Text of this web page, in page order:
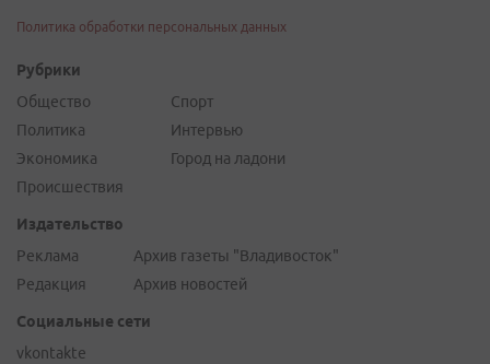
Политика обработки персональных данных
Рубрики
Общество
Политика
Экономика
Происшествия
Спорт
Интервью
Город на ладони
Издательство
Реклама
Редакция
Архив газеты "Владивосток"
Архив новостей
Социальные сети
vkontakte